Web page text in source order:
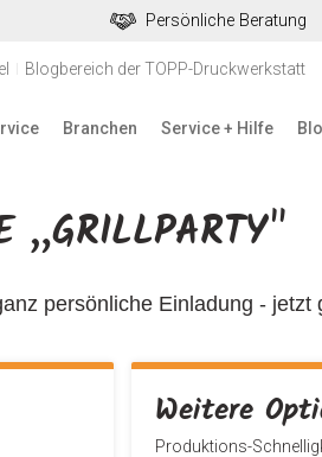
Persönliche Beratung
Blogbereich der TOPP-Druckwerkstatt
Branchen Service + Hilfe
„GRILLPARTY"
persönliche Einladung - jetzt
Weitere
Produktions-